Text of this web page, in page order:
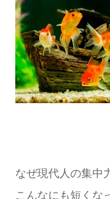
なぜ現代人の集中
こんなにも短くな